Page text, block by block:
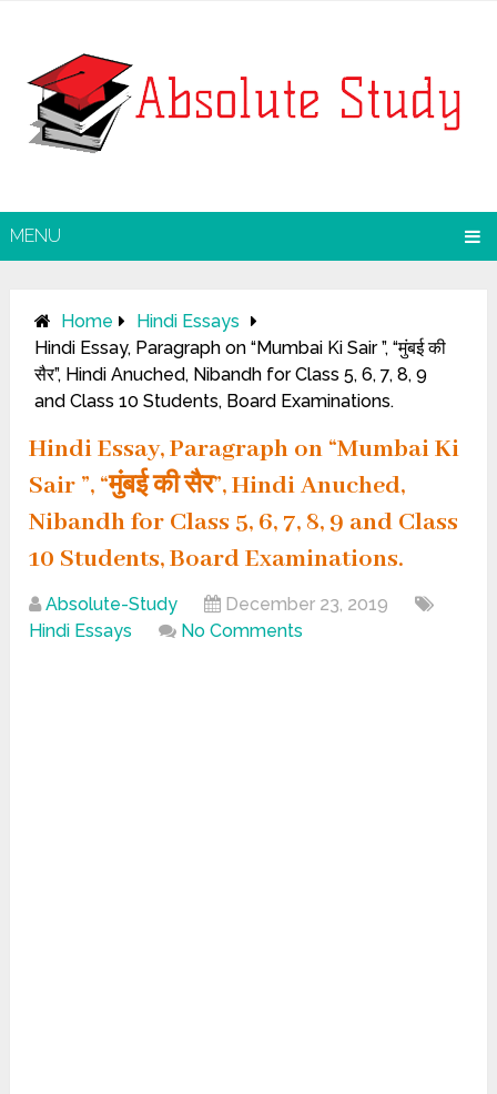
MENU
Home
Hindi Essays
Hindi Essay, Paragraph on “Mumbai Ki Sair ”, “मुंबई की
सैर”, Hindi Anuched, Nibandh for Class 5, 6, 7, 8, 9
and Class 10 Students, Board Examinations.
Hindi Essay, Paragraph on “Mumbai Ki
Sair ”, “मुंबई की सैर”, Hindi Anuched,
Nibandh for Class 5, 6, 7, 8, 9 and Class
10 Students, Board Examinations.
Absolute-Study
December 23, 2019
Hindi Essays
No Comments